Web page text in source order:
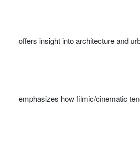
offers insight into architecture and
emphasizes how filmic/cinematic